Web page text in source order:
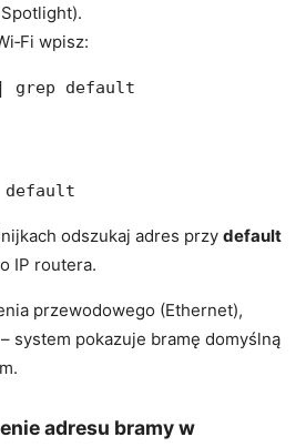
wpisz:
default
odszukaj adres przy default
IP routera.
przewodowego (Ethernet),
system pokazuje bramę domyślną
adresu bramy w